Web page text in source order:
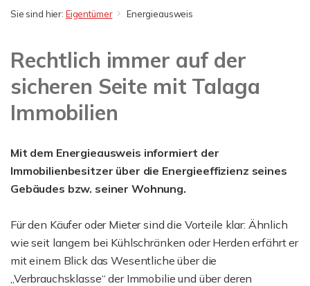
Sie sind hier: Eigentümer Energieausweis
Rechtlich immer auf der
sicheren Seite mit Talaga
Immobilien
Mit dem Energieausweis informiert der
Immobilienbesitzer über die Energieeffizienz seines
Gebäudes bzw. seiner Wohnung.
Für den Käufer oder Mieter sind die Vorteile klar: Ähnlich
wie seit langem bei Kühlschränken oder Herden erfährt er
mit einem Blick das Wesentliche über die
„Verbrauchsklasse“ der Immobilie und über deren